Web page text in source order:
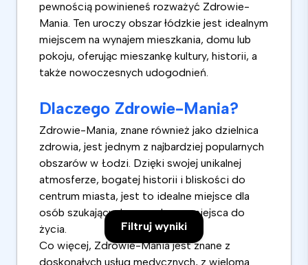
Filtruj wyniki
pewnością powinieneś rozważyć Zdrowie-
Mania. Ten uroczy obszar łódzkie jest idealnym
miejscem na wynajem mieszkania, domu lub
pokoju, oferując mieszankę kultury, historii, a
także nowoczesnych udogodnień.
Dlaczego Zdrowie-Mania?
Zdrowie-Mania, znane również jako dzielnica
zdrowia, jest jednym z najbardziej popularnych
obszarów w Łodzi. Dzięki swojej unikalnej
atmosferze, bogatej historii i bliskości do
centrum miasta, jest to idealne miejsce dla
osób szukających wygodnego miejsca do
życia.
Co więcej, Zdrowie-Mania jest znane z
doskonałych usług medycznych, z wieloma